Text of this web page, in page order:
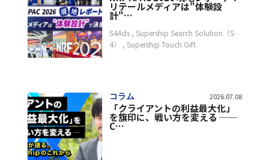
リテールメディアは"体験設
計"…
S4Ads Supership Search Solution（S
4）
Supership Touch Gift
コラム 2026.07.08
「クライアントの利益最大化」
を旗印に、戦い方を変える ──
C…